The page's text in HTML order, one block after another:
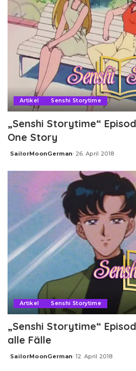
Artikel Senshi Storytime
„Senshi Storytime“
One Story
Posted
SailorMoonGerman 26. April 2018
Artikel Senshi Storytime
„Senshi Storytime“
alle Fälle
Posted
SailorMoonGerman 12. April 2018